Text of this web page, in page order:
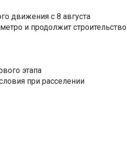
движения с 8 августа
и продолжит строительство
этапа
при расселении